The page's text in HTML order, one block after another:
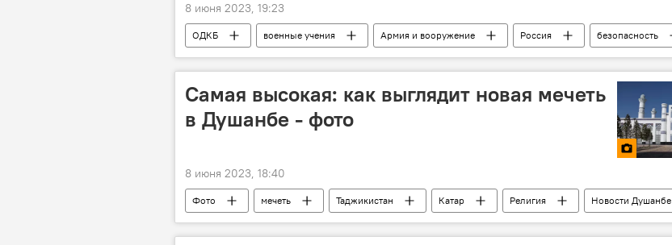
8 июня 2023, 19:23
ОДКБ военные учения Армия и вооружение Россия безопасность
Самая высокая: как выглядит новая мечеть
в Душанбе - фото
8 июня 2023, 18:40
Фото мечеть Таджикистан Катар Религия Новости Душанбе